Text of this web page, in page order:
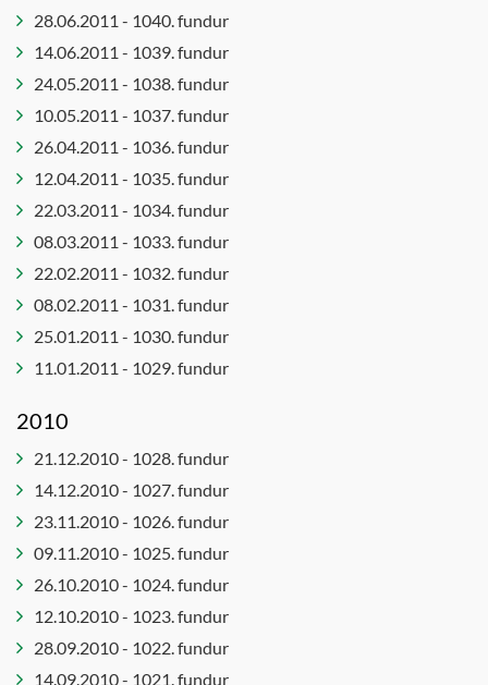
28.06.2011 - 1040. fundur
14.06.2011 - 1039. fundur
24.05.2011 - 1038. fundur
10.05.2011 - 1037. fundur
26.04.2011 - 1036. fundur
12.04.2011 - 1035. fundur
22.03.2011 - 1034. fundur
08.03.2011 - 1033. fundur
22.02.2011 - 1032. fundur
08.02.2011 - 1031. fundur
25.01.2011 - 1030. fundur
11.01.2011 - 1029. fundur
2010
21.12.2010 - 1028. fundur
14.12.2010 - 1027. fundur
23.11.2010 - 1026. fundur
09.11.2010 - 1025. fundur
26.10.2010 - 1024. fundur
12.10.2010 - 1023. fundur
28.09.2010 - 1022. fundur
14.09.2010 - 1021. fundur